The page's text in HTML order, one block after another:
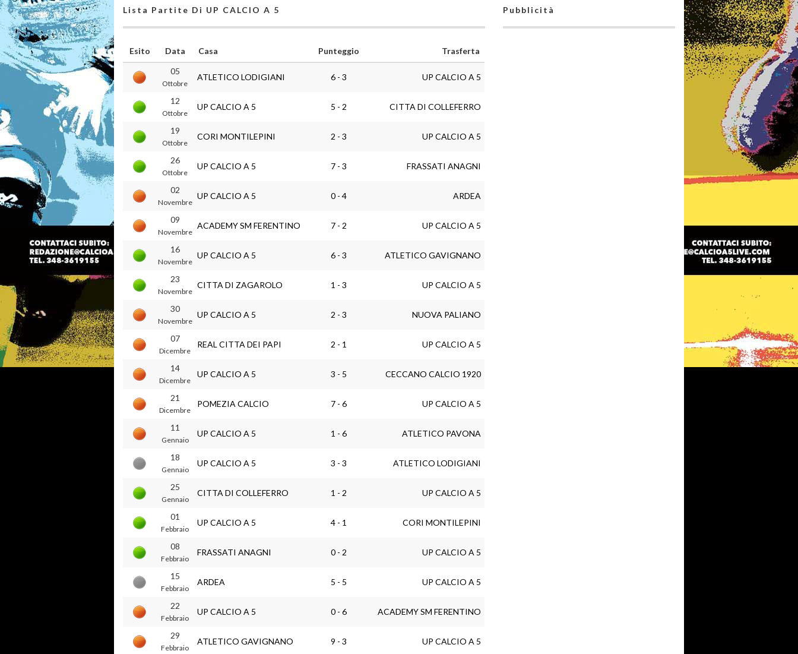
Lista Partite Di UP CALCIO A 5
Esito Data Casa Punteggio
Trasferta
05
Ottobre
ATLETICO LODIGIANI 6 - 3 UP CALCIO A 5
12
Ottobre
UP CALCIO A 5 5 - 2 CITTA DI COLLEFERRO
19
Ottobre
CORI MONTILEPINI 2 - 3 UP CALCIO A 5
26
Ottobre
UP CALCIO A 5 7 - 3 FRASSATI ANAGNI
02
Novembre
UP CALCIO A 5 0 - 4 ARDEA
09
Novembre
ACADEMY SM FERENTINO 7 - 2 UP CALCIO A 5
16
Novembre
UP CALCIO A 5 6 - 3 ATLETICO GAVIGNANO
23
Novembre
CITTA DI ZAGAROLO 1 - 3 UP CALCIO A 5
30
Novembre
UP CALCIO A 5 2 - 3 NUOVA PALIANO
07
Dicembre
REAL CITTA DEI PAPI 2 - 1 UP CALCIO A 5
14
Dicembre
UP CALCIO A 5 3 - 5 CECCANO CALCIO 1920
21
Dicembre
POMEZIA CALCIO 7 - 6 UP CALCIO A 5
11
Gennaio
UP CALCIO A 5 1 - 6 ATLETICO PAVONA
18
Gennaio
UP CALCIO A 5 3 - 3 ATLETICO LODIGIANI
25
Gennaio
CITTA DI COLLEFERRO 1 - 2 UP CALCIO A 5
01
Febbraio
UP CALCIO A 5 4 - 1 CORI MONTILEPINI
08
Febbraio
FRASSATI ANAGNI 0 - 2 UP CALCIO A 5
15
Febbraio
ARDEA 5 - 5 UP CALCIO A 5
22
Febbraio
UP CALCIO A 5 0 - 6 ACADEMY SM FERENTINO
29
Febbraio
ATLETICO GAVIGNANO 9 - 3 UP CALCIO A 5
Pubblicità